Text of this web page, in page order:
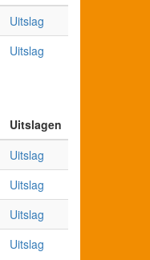
Uitslag
Uitslag
Uitslagen
Uitslag
Uitslag
Uitslag
Uitslag